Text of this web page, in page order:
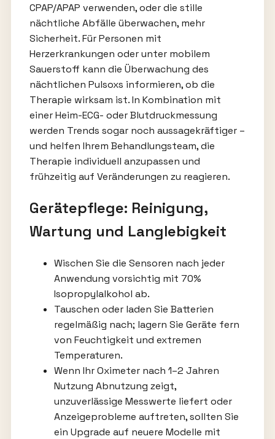
CPAP/APAP verwenden, oder die stille
nächtliche Abfälle überwachen, mehr
Sicherheit. Für Personen mit
Herzerkrankungen oder unter mobilem
Sauerstoff kann die Überwachung des
nächtlichen Pulsoxs informieren, ob die
Therapie wirksam ist. In Kombination mit
einer Heim-ECG- oder Blutdruckmessung
werden Trends sogar noch aussagekräftiger –
und helfen Ihrem Behandlungsteam, die
Therapie individuell anzupassen und
frühzeitig auf Veränderungen zu reagieren.
Gerätepflege: Reinigung,
Wartung und Langlebigkeit
Wischen Sie die Sensoren nach jeder
Anwendung vorsichtig mit 70%
Isopropylalkohol ab.
Tauschen oder laden Sie Batterien
regelmäßig nach; lagern Sie Geräte fern
von Feuchtigkeit und extremen
Temperaturen.
Wenn Ihr Oximeter nach 1–2 Jahren
Nutzung Abnutzung zeigt,
unzuverlässige Messwerte liefert oder
Anzeigeprobleme auftreten, sollten Sie
ein Upgrade auf neuere Modelle mit